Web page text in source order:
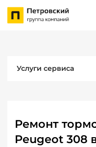
Услуги сервиса
Ремонт
Peugeot 308